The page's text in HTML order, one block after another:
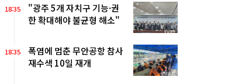
18:35
"광주 5개 자치구 기능·권
한 확대해야 불균형 해소"
18:35
폭염에 멈춘 무안공항 참사
재수색 10일 재개